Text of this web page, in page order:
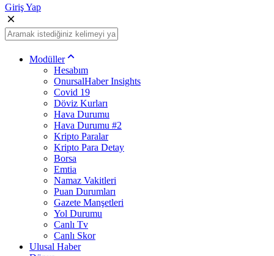
Giriş Yap
Modüller
Hesabım
OnursalHaber Insights
Covid 19
Döviz Kurları
Hava Durumu
Hava Durumu #2
Kripto Paralar
Kripto Para Detay
Borsa
Emtia
Namaz Vakitleri
Puan Durumları
Gazete Manşetleri
Yol Durumu
Canlı Tv
Canlı Skor
Ulusal Haber